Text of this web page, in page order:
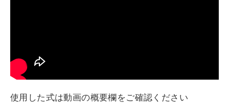
使用した式は動画の概要欄をご確認ください